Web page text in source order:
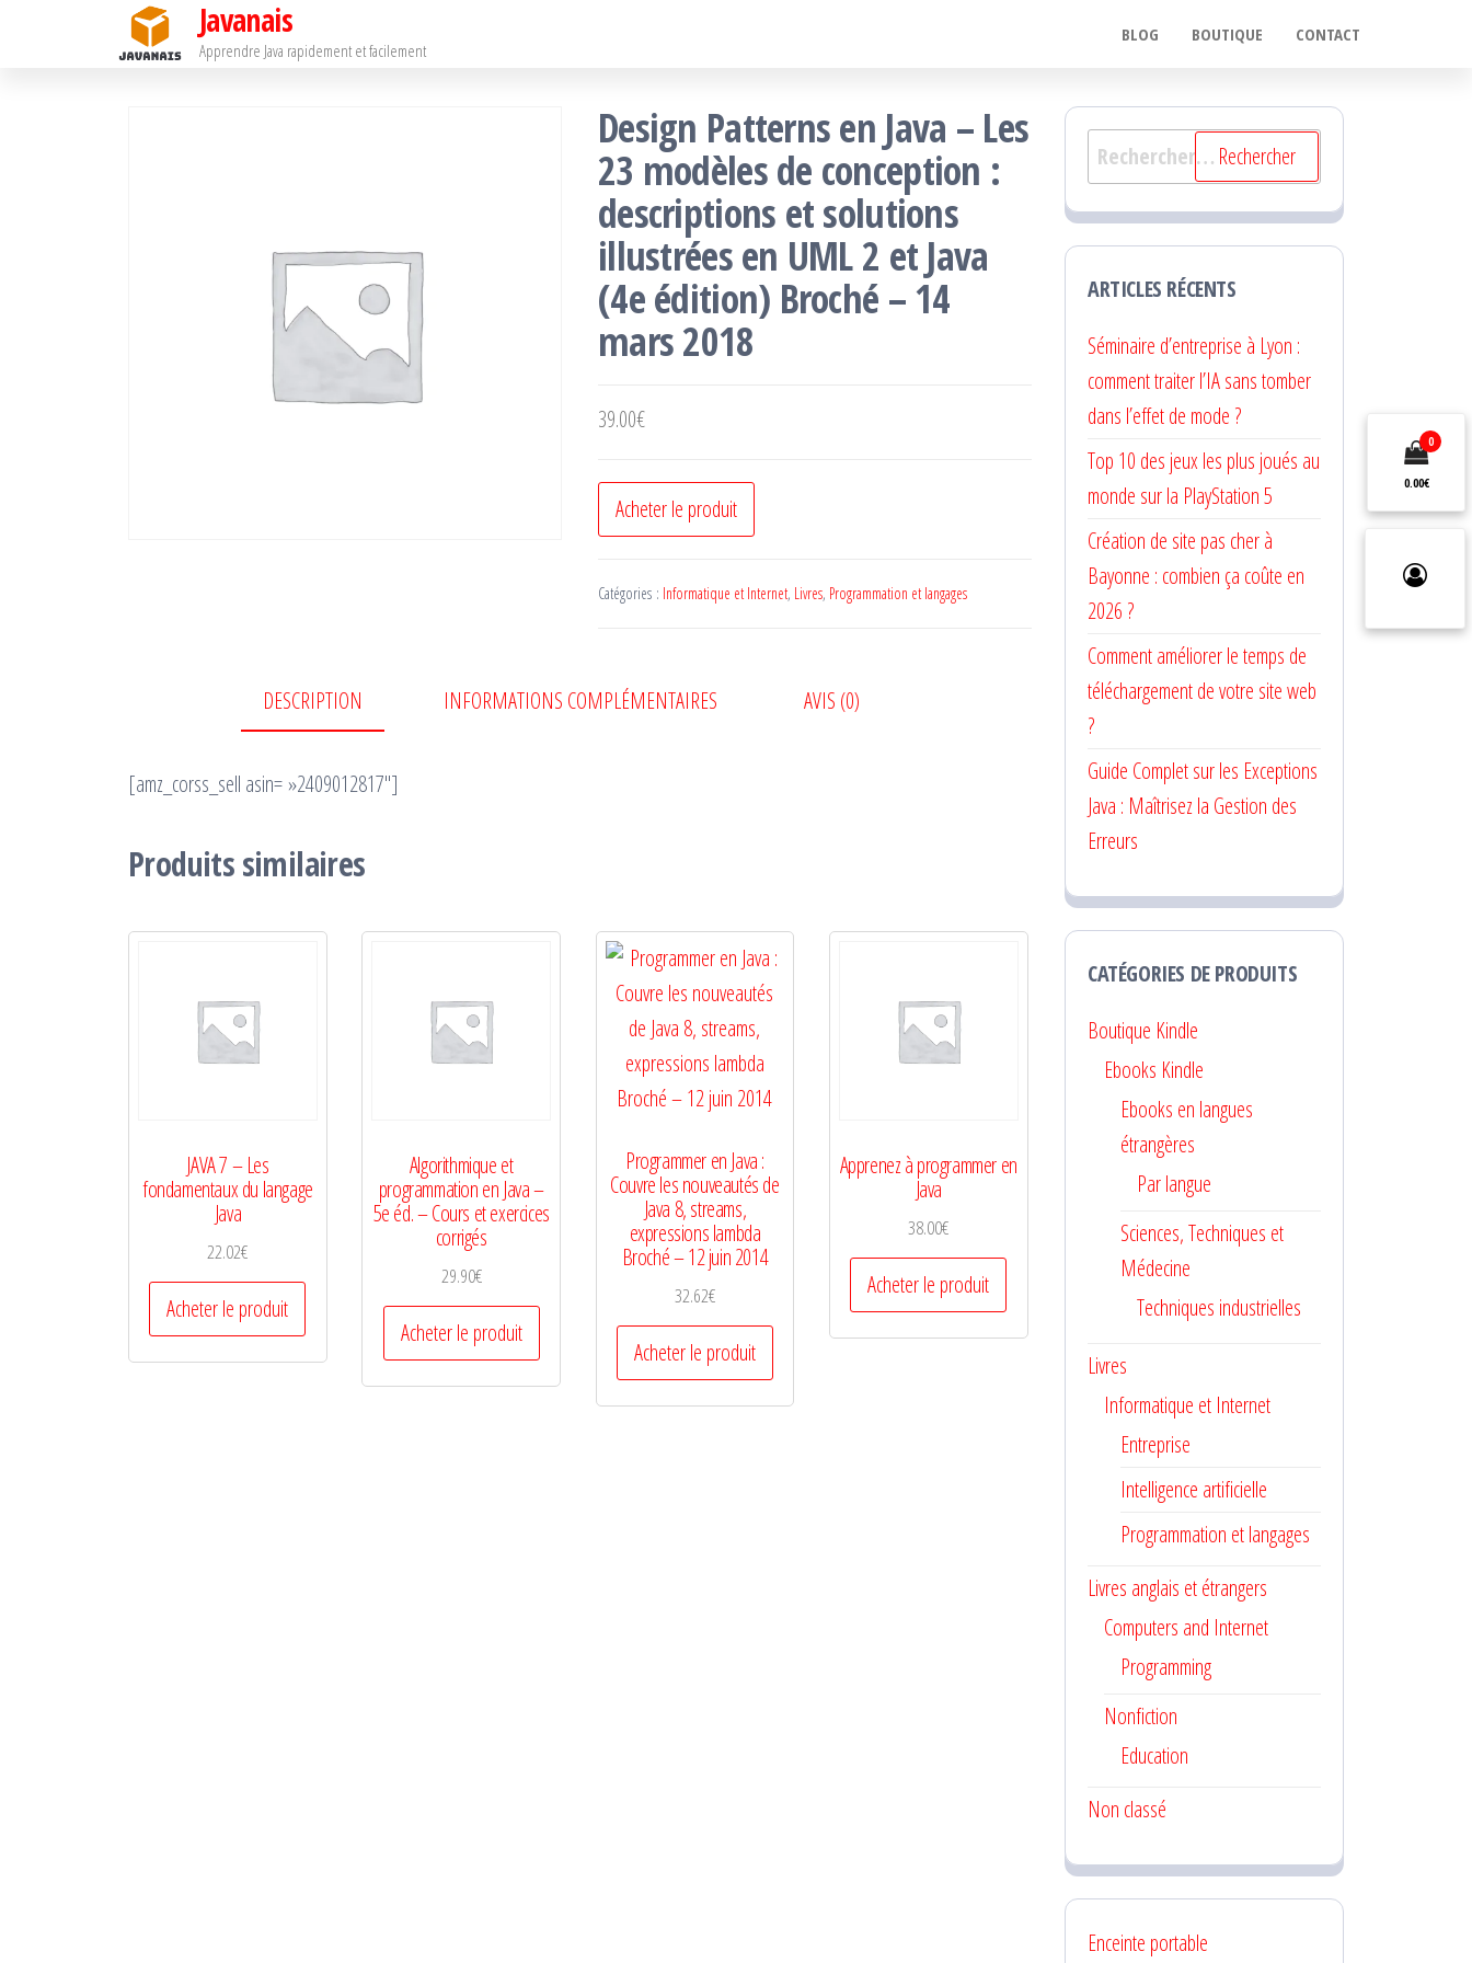
Javanais
Apprendre Java rapidement et facilement
BLOG BOUTIQUE CONTACT
Design Patterns en Java – Les
23 modèles de conception :
descriptions et solutions
illustrées en UML 2 et Java
(4e édition) Broché – 14
mars 2018
39.00€
Acheter le produit
Catégories : Informatique et Internet, Livres, Programmation et langages
DESCRIPTION INFORMATIONS COMPLÉMENTAIRES AVIS (0)
[amz_corss_sell asin= »2409012817″]
Produits similaires
JAVA 7 – Les
fondamentaux du langage
Java
22.02€
Acheter le produit
Algorithmique et
programmation en Java –
5e éd. – Cours et exercices
corrigés
29.90€
Acheter le produit
Programmer en Java :
Couvre les nouveautés de
Java 8, streams,
expressions lambda
Broché – 12 juin 2014
32.62€
Acheter le produit
Apprenez à programmer en
Java
38.00€
Acheter le produit
Rechercher :
ARTICLES RÉCENTS
Séminaire d’entreprise à Lyon :
comment traiter l’IA sans tomber
dans l’effet de mode ?
Top 10 des jeux les plus joués au
monde sur la PlayStation 5
Création de site pas cher à
Bayonne : combien ça coûte en
2026 ?
Comment améliorer le temps de
téléchargement de votre site web
?
Guide Complet sur les Exceptions
Java : Maîtrisez la Gestion des
Erreurs
CATÉGORIES DE PRODUITS
Boutique Kindle
Ebooks Kindle
Ebooks en langues
étrangères
Par langue
Sciences, Techniques et
Médecine
Techniques industrielles
Livres
Informatique et Internet
Entreprise
Intelligence artificielle
Programmation et langages
Livres anglais et étrangers
Computers and Internet
Programming
Nonfiction
Education
Non classé
Enceinte portable
0
0.00€